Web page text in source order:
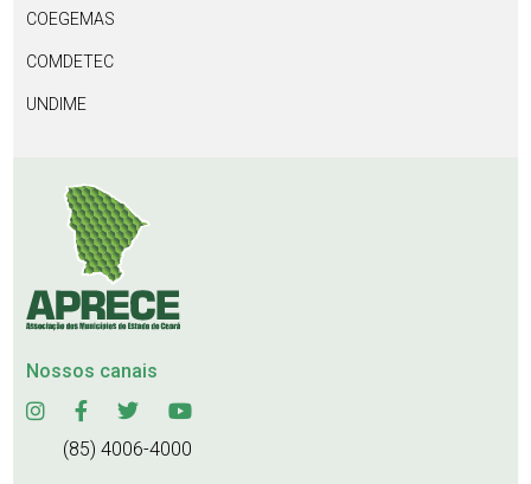
COEGEMAS
COMDETEC
UNDIME
Nossos canais
(85) 4006-4000